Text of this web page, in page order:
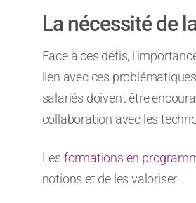
La nécessité de
Face à ces défis,
lien avec ces
salariés doivent être
collaboration avec les
Les formations en
notions et de les valoriser.